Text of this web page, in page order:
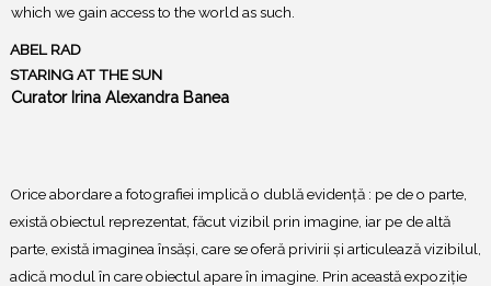
which we gain access to the world as such.
ABEL RAD
STARING AT THE SUN
Curator Irina Alexandra Banea
Orice abordare a fotografiei implică o dublă evidență : pe de o parte,
există obiectul reprezentat, făcut vizibil prin imagine, iar pe de altă
parte, există imaginea însăși, care se oferă privirii și articulează vizibilul,
adică modul în care obiectul apare în imagine. Prin această expoziție